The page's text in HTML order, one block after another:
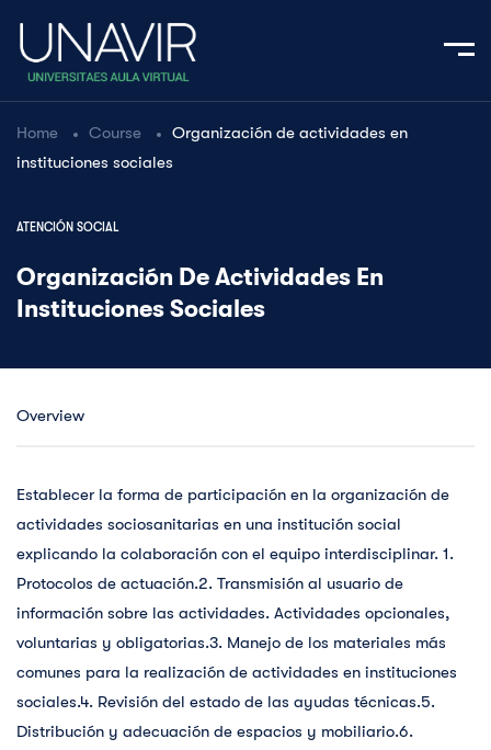
Home Course
Organización de actividades en
instituciones sociales
ATENCIÓN SOCIAL
Organización De Actividades En
Instituciones Sociales
Overview
Establecer la forma de participación en la organización de
actividades sociosanitarias en una institución social
explicando la colaboración con el equipo interdisciplinar. 1.
Protocolos de actuación.2. Transmisión al usuario de
información sobre las actividades. Actividades opcionales,
voluntarias y obligatorias.3. Manejo de los materiales más
comunes para la realización de actividades en instituciones
sociales.4. Revisión del estado de las ayudas técnicas.5.
Distribución y adecuación de espacios y mobiliario.6.